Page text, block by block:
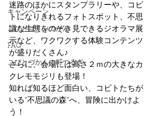
キャンペーン
こびとはくぶつかん
FAQ
こびとづかんの町つるぎ
迷路のほかにスタンプラリーや、コビ
トになりきれるフォトスポット、不思
議な生態をのぞき見できるジオラマ展
示など、ワクワクする体験コンテンツ
が盛りだくさん♪
さらに、会場には高さ２ｍの大きなカ
クレモモジリも登場！
知れば知るほど面白い、コビトたちが
いる”不思議の森”へ、冒険に出かけよ
う！